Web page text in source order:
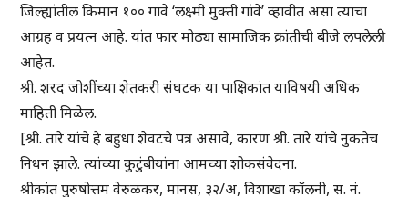
जिल्ह्यांतील किमान १०० गांवे ‘लक्ष्मी मुक्ती गांवे’ व्हावीत असा त्यांचा
आग्रह व प्रयत्न आहे. यांत फार मोठ्या सामाजिक क्रांतीची बीजे लपलेली
आहेत.
श्री. शरद जोशींच्या शेतकरी संघटक या पाक्षिकांत याविषयी अधिक
माहिती मिळेल.
[श्री. तारे यांचे हे बहुधा शेवटचे पत्र असावे, कारण श्री. तारे यांचे नुकतेच
निधन झाले. त्यांच्या कुटुंबीयांना आमच्या शोकसंवेदना.
श्रीकांत पुरुषोत्तम वेरुळकर, मानस, ३२/अ, विशाखा कॉलनी, स. नं.